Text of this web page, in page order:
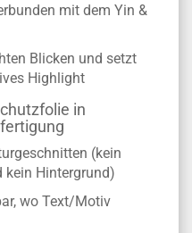
mit dem Yin &
Blicken und setzt
Highlight
in
(kein
kein Hintergrund)
wo Text/Motiv